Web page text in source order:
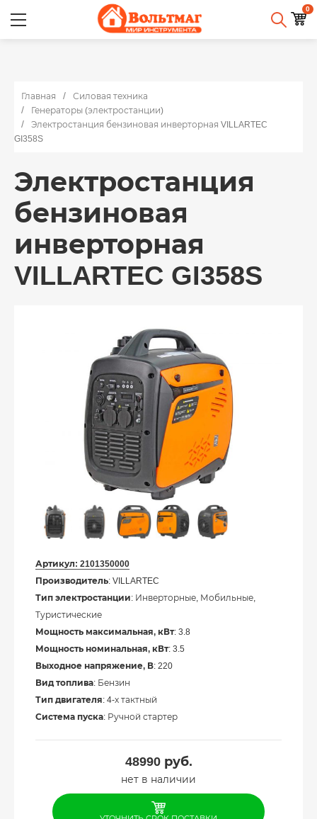
0
Главная
Силовая техника
Генераторы (электростанции)
Электростанция бензиновая инверторная VILLARTEC
GI358S
Электростанция
бензиновая
инверторная
VILLARTEC GI358S
Артикул: 2101350000
Производитель: VILLARTEC
Тип электростанции: Инверторные, Мобильные,
Туристические
Мощность максимальная, кВт: 3.8
Мощность номинальная, кВт: 3.5
Выходное напряжение, В: 220
Вид топлива: Бензин
Тип двигателя: 4-х тактный
Система пуска: Ручной стартер
48990руб.
нет в наличии